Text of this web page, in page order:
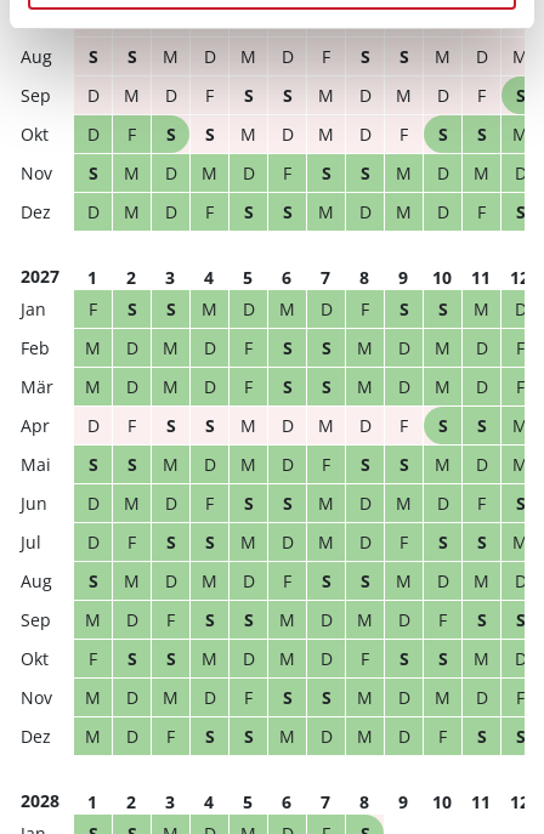
M
D F S S M D M D F S
S
S M D M D F S S M D
M
D
M D F S S M D M D F
S
D
F S S M D M D F S S
M
S
M D M D F S S M D M
D
D
M D F S S M D M D F S
2027 1 2 3 4 5 6 7 8 9 10 11
12
F
S S M D M D F S S M
D
M
D M D F S S M D M D
F
M
D M D F S S M D M D
F
D
F S S M D M D F S S
M
S
S M D M D F S S M D
M
D
M D F S S M D M D F
S
D
F S S M D M D F S S
M
S
M D M D F S S M D M
D
M
D F S S M D M D F S
S
F
S S M D M D F S S M
D
M
D M D F S S M D M D
F
M
D F S S M D M D F S S
2028 1 2 3 4 5 6 7 8 9 10 11
12